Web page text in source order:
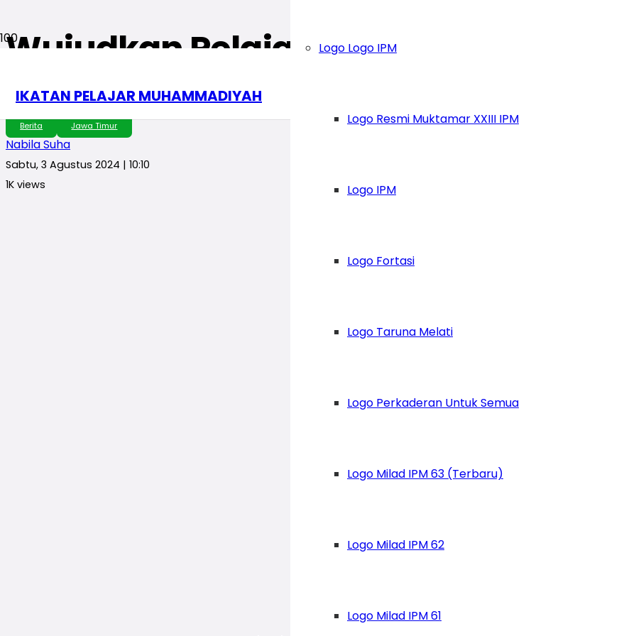
IKATAN PELAJAR MUHAMMADIYAH
Logo Logo IPM
Logo Resmi Muktamar XXIII IPM
Logo IPM
Logo Fortasi
Logo Taruna Melati
Logo Perkaderan Untuk Semua
Logo Milad IPM 63 (Terbaru)
Logo Milad IPM 62
Logo Milad IPM 61
Wujudkan Pelajar Cinta Lingkungan,
Adakan Penanaman Bibit Bersama
Berita Jawa Timur
Nabila Suha
Sabtu, 3 Agustus 2024 | 10:10
1K views